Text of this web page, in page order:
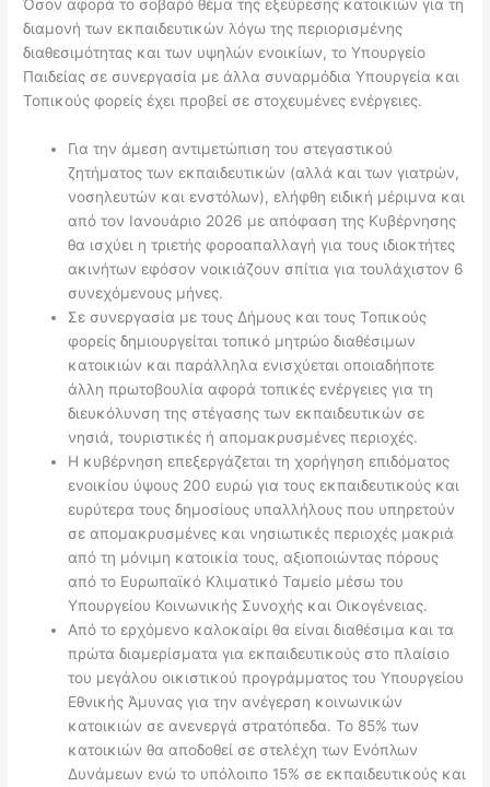
Όσον αφορά το σοβαρό θέμα της εξεύρεσης κατοικιών για τη
διαμονή των εκπαιδευτικών λόγω της περιορισμένης
διαθεσιμότητας και των υψηλών ενοικίων, το Υπουργείο
Παιδείας σε συνεργασία με άλλα συναρμόδια Υπουργεία και
Τοπικούς φορείς έχει προβεί σε στοχευμένες ενέργειες.
Για την άμεση αντιμετώπιση του στεγαστικού
ζητήματος των εκπαιδευτικών (αλλά και των γιατρών,
νοσηλευτών και ενστόλων), ελήφθη ειδική μέριμνα και
από τον Ιανουάριο 2026 με απόφαση της Κυβέρνησης
θα ισχύει η τριετής φοροαπαλλαγή για τους ιδιοκτήτες
ακινήτων εφόσον νοικιάζουν σπίτια για τουλάχιστον 6
συνεχόμενους μήνες.
Σε συνεργασία με τους Δήμους και τους Τοπικούς
φορείς δημιουργείται τοπικό μητρώο διαθέσιμων
κατοικιών και παράλληλα ενισχύεται οποιαδήποτε
άλλη πρωτοβουλία αφορά τοπικές ενέργειες για τη
διευκόλυνση της στέγασης των εκπαιδευτικών σε
νησιά, τουριστικές ή απομακρυσμένες περιοχές.
Η κυβέρνηση επεξεργάζεται τη χορήγηση επιδόματος
ενοικίου ύψους 200 ευρώ για τους εκπαιδευτικούς και
ευρύτερα τους δημοσίους υπαλλήλους που υπηρετούν
σε απομακρυσμένες και νησιωτικές περιοχές μακριά
από τη μόνιμη κατοικία τους, αξιοποιώντας πόρους
από το Ευρωπαϊκό Κλιματικό Ταμείο μέσω του
Υπουργείου Κοινωνικής Συνοχής και Οικογένειας.
Από το ερχόμενο καλοκαίρι θα είναι διαθέσιμα και τα
πρώτα διαμερίσματα για εκπαιδευτικούς στο πλαίσιο
του μεγάλου οικιστικού προγράμματος του Υπουργείου
Εθνικής Άμυνας για την ανέγερση κοινωνικών
κατοικιών σε ανενεργά στρατόπεδα. Το 85% των
κατοικιών θα αποδοθεί σε στελέχη των Ενόπλων
Δυνάμεων ενώ το υπόλοιπο 15% σε εκπαιδευτικούς και